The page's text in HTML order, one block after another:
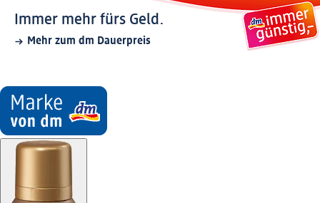
Immer mehr fürs Geld.
Mehr zum dm Dauerpreis